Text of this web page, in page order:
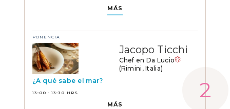
MÁS
PONENCIA
¿A qué sabe el mar?
13:00 - 13:30 HRS
Jacopo Ticchi
Chef en Da Lucio
(Rimini, Italia)
MÁS